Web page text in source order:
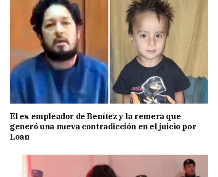
El ex empleador de Benítez y la remera que
generó una nueva contradicción en el juicio por
Loan